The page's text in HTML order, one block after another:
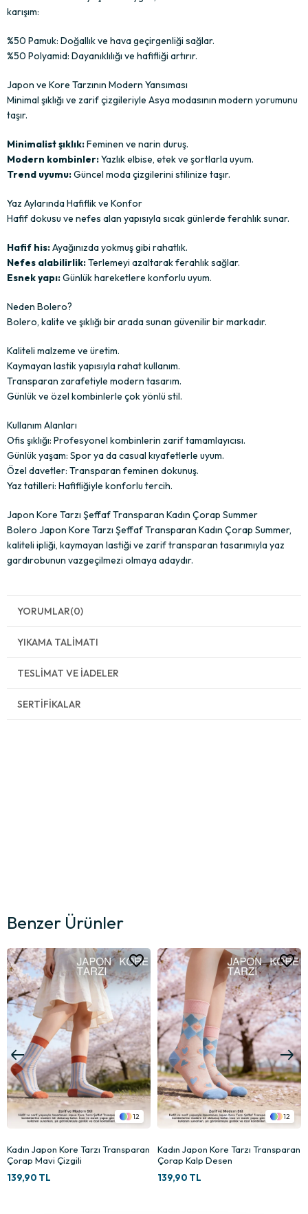
karışım:
%50 Pamuk: Doğallık ve hava geçirgenliği sağlar.
%50 Polyamid: Dayanıklılığı ve hafifliği artırır.
Japon ve Kore Tarzının Modern Yansıması
Minimal şıklığı ve zarif çizgileriyle Asya modasının modern yorumunu
taşır.
Minimalist şıklık:Feminen ve narin duruş.
Modern kombinler:Yazlık elbise, etek ve şortlarla uyum.
Trend uyumu:Güncel moda çizgilerini stilinize taşır.
Yaz Aylarında Hafiflik ve Konfor
Hafif dokusu ve nefes alan yapısıyla sıcak günlerde ferahlık sunar.
Hafif his:Ayağınızda yokmuş gibi rahatlık.
Nefes alabilirlik:Terlemeyi azaltarak ferahlık sağlar.
Esnek yapı:Günlük hareketlere konforlu uyum.
Neden Bolero?
Bolero, kalite ve şıklığı bir arada sunan güvenilir bir markadır.
Kaliteli malzeme ve üretim.
Kaymayan lastik yapısıyla rahat kullanım.
Transparan zarafetiyle modern tasarım.
Günlük ve özel kombinlerle çok yönlü stil.
Kullanım Alanları
Ofis şıklığı: Profesyonel kombinlerin zarif tamamlayıcısı.
Günlük yaşam: Spor ya da casual kıyafetlerle uyum.
Özel davetler: Transparan feminen dokunuş.
Yaz tatilleri: Hafifliğiyle konforlu tercih.
Japon Kore Tarzı Şeffaf Transparan Kadın Çorap Summer
Bolero Japon Kore Tarzı Şeffaf Transparan Kadın Çorap Summer,
kaliteli ipliği, kaymayan lastiği ve zarif transparan tasarımıyla yaz
gardırobunun vazgeçilmezi olmaya adaydır.
YORUMLAR(0)
YIKAMA TALIMATI
TESLIMAT VE İADELER
SERTIFIKALAR
Benzer Ürünler
12
Kadın Japon Kore Tarzı Transparan
Çorap Mavi Çizgili
139,90 TL
12
Kadın Japon Kore Tarzı Transparan
Çorap Kalp Desen
139,90 TL